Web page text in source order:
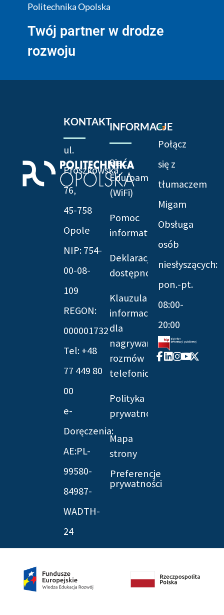
Politechnika Opolska
Twój partner w drodze
rozwoju
KONTAKT
ul.
Prószkowska
76,
45-758
Opole
NIP: 754-
00-08-
109
REGON:
000001732
Tel: +48
77 449 80
00
e-
Doręczenia:
AE:PL-
99580-
84987-
WADTH-
24
INFORMACJE
Sieć
Eduroam
(WiFi)
Pomoc
informatyczna
Deklaracja
dostępności
Klauzula
informacyjna
dla
nagrywania
rozmów
telefonicznych
Polityka
prywatności
Mapa
strony
Preferencje
prywatności
Połącz
się z
tłumaczem
Migam
Obsługa
osób
niesłyszących:
pon.-pt.
08:00-
20:00
Facebook-
f
Linkedin
Instagram
Youtube
X-
twitter